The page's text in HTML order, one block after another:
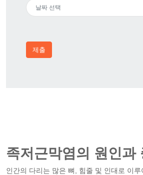
제출
족저근막염의 원인과
인간의 다리는 많은 뼈, 힘줄 및 인대로 이